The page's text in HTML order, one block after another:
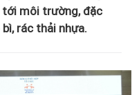
môi trường, đặc
rác thải nhựa.